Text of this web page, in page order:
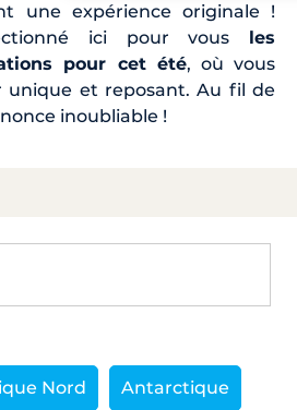
une expérience originale !
ici pour vous les
pour cet été, où vous
unique et reposant. Au fil de
inoubliable !
Nord Antarctique